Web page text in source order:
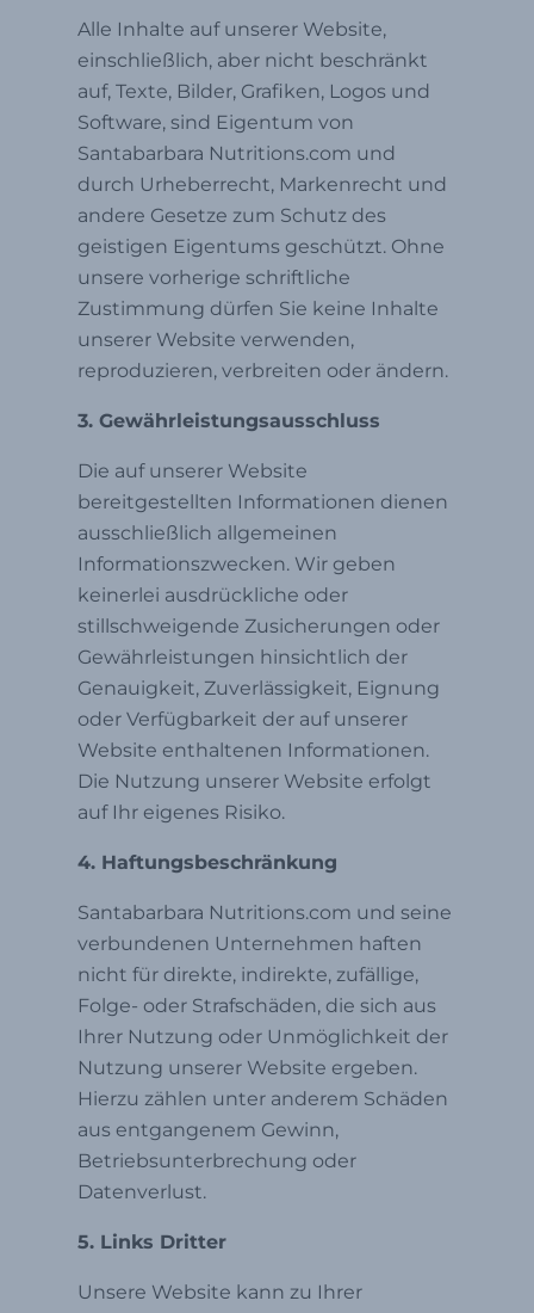
Alle Inhalte auf unserer Website,
einschließlich, aber nicht beschränkt
auf, Texte, Bilder, Grafiken, Logos und
Software, sind Eigentum von
Santabarbara Nutritions.com und
durch Urheberrecht, Markenrecht und
andere Gesetze zum Schutz des
geistigen Eigentums geschützt. Ohne
unsere vorherige schriftliche
Zustimmung dürfen Sie keine Inhalte
unserer Website verwenden,
reproduzieren, verbreiten oder ändern.
3. Gewährleistungsausschluss
Die auf unserer Website
bereitgestellten Informationen dienen
ausschließlich allgemeinen
Informationszwecken. Wir geben
keinerlei ausdrückliche oder
stillschweigende Zusicherungen oder
Gewährleistungen hinsichtlich der
Genauigkeit, Zuverlässigkeit, Eignung
oder Verfügbarkeit der auf unserer
Website enthaltenen Informationen.
Die Nutzung unserer Website erfolgt
auf Ihr eigenes Risiko.
4. Haftungsbeschränkung
Santabarbara Nutritions.com und seine
verbundenen Unternehmen haften
nicht für direkte, indirekte, zufällige,
Folge- oder Strafschäden, die sich aus
Ihrer Nutzung oder Unmöglichkeit der
Nutzung unserer Website ergeben.
Hierzu zählen unter anderem Schäden
aus entgangenem Gewinn,
Betriebsunterbrechung oder
Datenverlust.
5. Links Dritter
Unsere Website kann zu Ihrer